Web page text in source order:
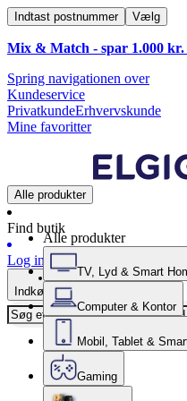
Indtast postnummer Vælg
Mix & Match - spar 1.000
Spring navigationen over
Kundeservice
PrivatkundeErhvervskunde
Mine favoritter
Alle produkter
Find butik
Log ind
Indkøbskurv
Alle produkter
TV, Lyd & Smart
Computer & Kontor
Mobil, Tablet &
Gaming